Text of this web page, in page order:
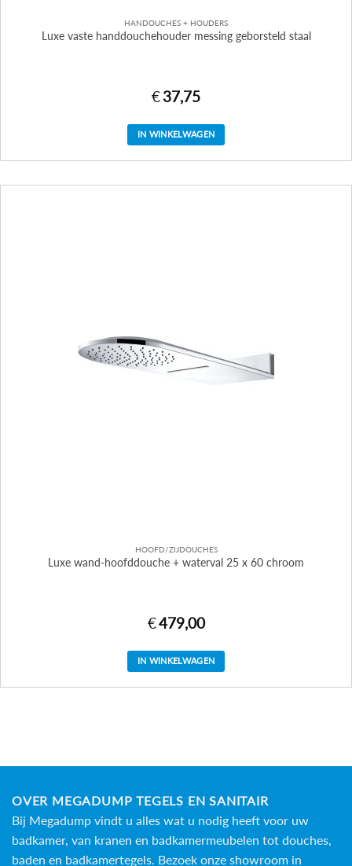
HANDOUCHES + HOUDERS
Luxe vaste handdouchehouder messing geborsteld staal
€37,75
IN WINKELWAGEN
HOOFD/ZIJDOUCHES
Luxe wand-hoofddouche + waterval 25 x 60 chroom
€479,00
IN WINKELWAGEN
OVER MEGADUMP TEGELS EN SANITAIR
Bij Megadump vindt u alles wat u nodig heeft voor uw
badkamer, van kranen en badkamermeubelen tot douches,
baden en badkamertegels . Bezoek onze showroom in